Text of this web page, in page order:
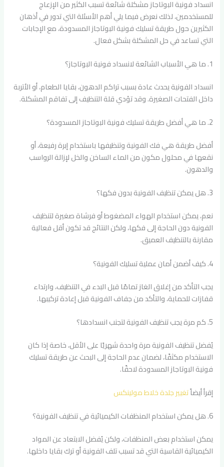
انسداد فونية البوتاجاز مشكلة شائعة تسبب الكثير من الإزعاج
للمستخدمين، لذلك نعرض فيما يلي أهم الأسئلة التي تدور في أذهان
الكثيرين حول طريقة تسليك فونية البوتاجاز المسدودة، مع الإجابات
التي تساعد في حل المشكلة بشكل فعال.
1. ما هي الأسباب الشائعة لانسداد فونية البوتاجاز؟
انسداد الفونية يحدث عادة بسبب تراكم الدهون، بقايا الطعام، أو الأتربة
داخل الفتحات الصغيرة. وقد تؤدي قلة التنظيف إلى تفاقم المشكلة.
2. ما هي أفضل طريقة تسليك فونية البوتاجاز المسدودة؟
أفضل طريقة هي فك الفونية وتنظيفها باستخدام إبرة رفيعة، أو
نقعها في محلول مكون من الماء الساخن والخل لإزالة الرواسب
والدهون.
3. هل يمكن تنظيف الفونية بدون فكها؟
نعم، يمكن استخدام الهواء المضغوط أو فرشاة صغيرة لتنظيف
الفونية دون الحاجة إلى فكها، ولكن النتائج قد تكون أقل فعالية
مقارنة بالتنظيف العميق.
4. كيف أضمن أمان عملية تسليك الفونية؟
يجب التأكد من إغلاق الغاز تمامًا قبل البدء في التنظيف، وارتداء
قفازات للحماية، والتأكد من جفاف الفونية قبل إعادة تركيبها.
5. كم مرة يجب تنظيف الفونية لتجنب انسدادها؟
يُفضل تنظيف الفونية مرة واحدة شهريًا على الأقل، خاصة إذا كان
الاستخدام مكثفًا، لضمان عدم الحاجة إلى البحث عن طريقة تسليك
فونية البوتاجاز المسدودة لاحقًا.
إقرأ أيضاًتغيير جلدة خلاط مولينكس
6. هل يمكن استخدام المنظفات الكيميائية في تنظيف الفونية؟
يمكن استخدام بعض المنظفات، ولكن يُفضل الابتعاد عن المواد
الكيميائية القاسية التي قد تسبب تلف الفونية أو ترك بقايا داخلها.